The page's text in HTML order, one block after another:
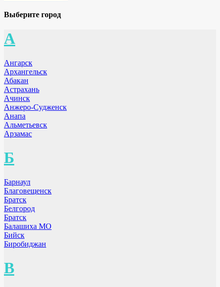
Выберите город
А
Ангарск
Архангельск
Абакан
Астрахань
Ачинск
Анжеро-Судженск
Анапа
Альметьевск
Арзамас
Б
Барнаул
Благовещенск
Братск
Белгород
Братск
Балашиха МО
Бийск
Биробиджан
В